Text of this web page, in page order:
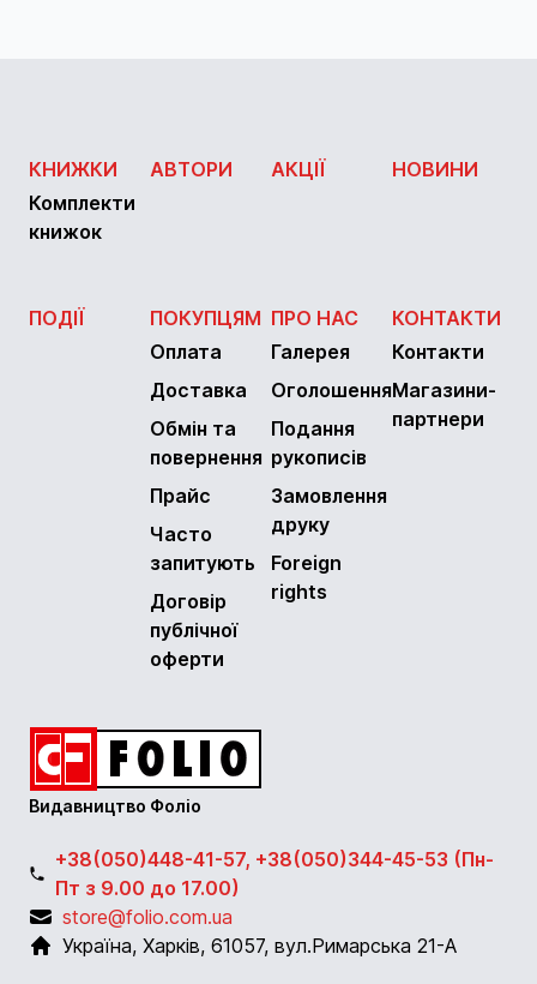
КНИЖКИ
Комплекти
книжок
АВТОРИ АКЦІЇ НОВИНИ
ПОДІЇ
ПОКУПЦЯМ
Оплата
Доставка
Обмін та
повернення
Прайс
Часто
запитують
Договір
публічної
оферти
ПРО НАС
Галерея
Оголошення
Подання
рукописів
Замовлення
друку
Foreign
rights
КОНТАКТИ
Контакти
Магазини-
партнери
Видавництво Фоліо
+38(050)448-41-57, +38(050)344-45-53 (Пн-
Пт з 9.00 до 17.00)
store@folio.com.ua
Україна, Харків, 61057, вул.Римарська 21-А